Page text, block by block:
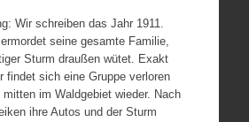
Wir schreiben das Jahr 1911.
seine gesamte Familie,
Sturm draußen wütet. Exakt
findet sich eine Gruppe verloren
im Waldgebiet wieder. Nach
ihre Autos und der Sturm